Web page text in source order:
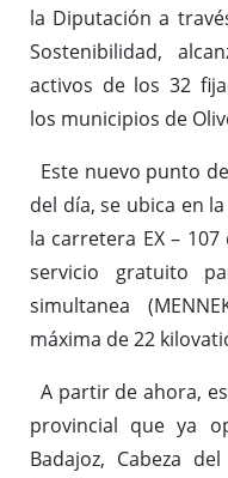
la Diputación a
Sostenibilidad,
activos de los 32
los municipios de
Este nuevo punto
del día, se ubica en
la carretera EX –
servicio gratuito
simultanea
máxima de 22
A partir de ahora,
provincial que ya
Badajoz, Cabeza